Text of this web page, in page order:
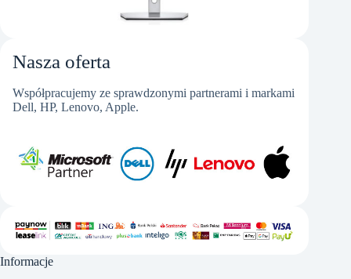
Nasza oferta
Współpracujemy ze sprawdzonymi partnerami i markami
Dell, HP, Lenovo, Apple.
Informacje